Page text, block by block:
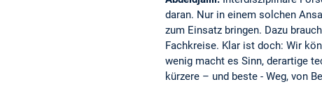
daran. Nur in einem solchen
zum Einsatz bringen. Dazu
Fachkreise. Klar ist doch: Wir
wenig macht es Sinn, derartige
kürzere – und beste - Weg, von